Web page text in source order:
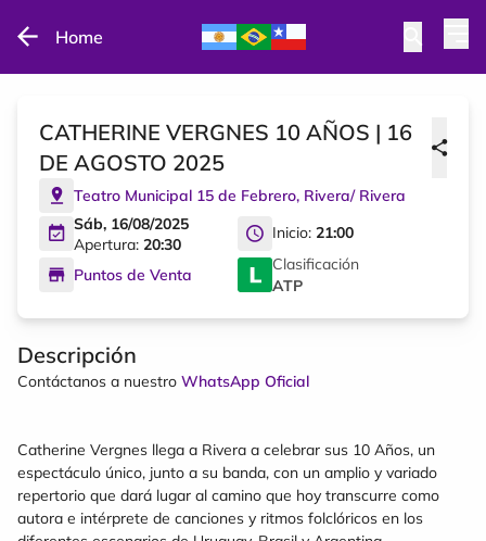
Home
CATHERINE VERGNES 10 AÑOS | 16
DE AGOSTO 2025
Teatro Municipal 15 de Febrero, Rivera/ Rivera
Sáb, 16/08/2025
Apertura: 20:30
Inicio: 21:00
Puntos de Venta
Clasificación
ATP
Descripción
Contáctanos a nuestro WhatsApp Oficial
Catherine Vergnes llega a Rivera a celebrar sus 10 Años, un
espectáculo único, junto a su banda, con un amplio y variado
repertorio que dará lugar al camino que hoy transcurre como
autora e intérprete de canciones y ritmos folclóricos en los